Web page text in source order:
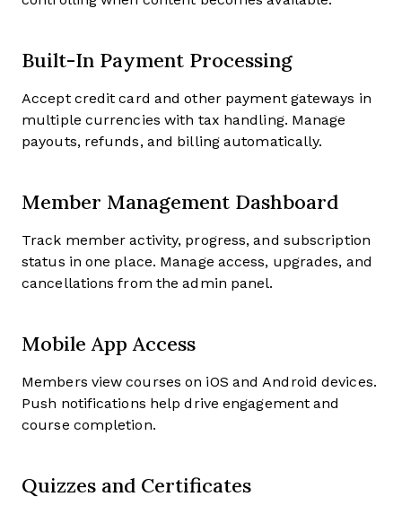
Built-In Payment Processing
Accept credit card and other payment gateways in
multiple currencies with tax handling. Manage
payouts, refunds, and billing automatically.
Member Management Dashboard
Track member activity, progress, and subscription
status in one place. Manage access, upgrades, and
cancellations from the admin panel.
Mobile App Access
Members view courses on iOS and Android devices.
Push notifications help drive engagement and
course completion.
Quizzes and Certificates